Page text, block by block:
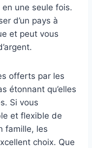
une seule fois.
d’un pays à
et peut vous
offerts par les
étonnant qu’elles
Si vous
et flexible de
famille, les
choix. Que